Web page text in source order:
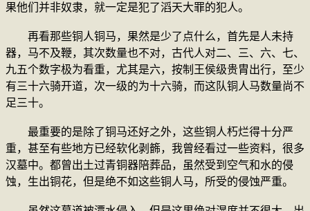
果他们并非奴隶，就一定是犯了滔天大罪的犯人。
再看那些铜人铜马，果然是少了点什么，首先是人未持
器，马不及鞭，其次数量也不对，古代人对二、三、六、七、
九五个数字极为看重，尤其是六，按制王侯级贵胄出行，至少
有三十六骑开道，次一级的为十六骑，而这队铜人马数量尚不
足三十。
最重要的是除了铜马还好之外，这些铜人朽烂得十分严
重，甚至有些地方已经软化剥籂，我曾经看过一些资料，很多
汉墓中。都曾出土过青铜器陪葬品，虽然受到空气和水的侵
蚀，生出铜花，但是绝不如这些铜人马，所受的侵蚀严重。